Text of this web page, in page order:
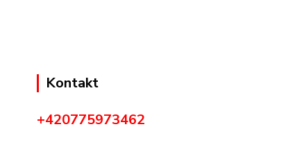
Kontakt
+420775973462